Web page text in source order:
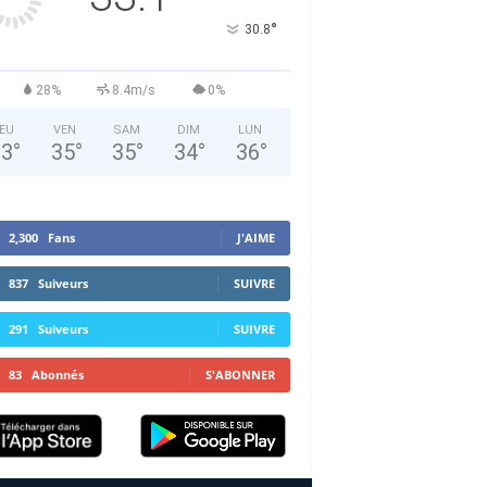
30.8°
28% 8.4m/s 0%
°
VEN
35°
SAM
35°
DIM
34°
LUN
36°
2,300 Fans J'AIME
837 Suiveurs SUIVRE
291 Suiveurs SUIVRE
83 Abonnés S'ABONNER